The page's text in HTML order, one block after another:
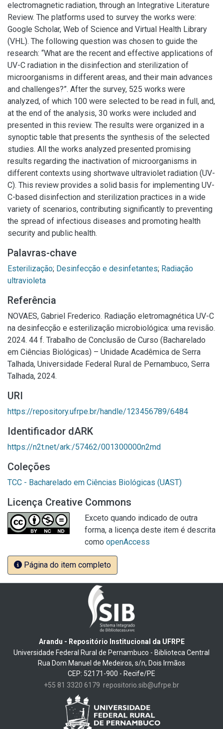
electromagnetic radiation, through an Integrative Literature
Review. The platforms used to survey the works were:
Google Scholar, Web of Science and Virtual Health Library
(VHL). The following question was chosen to guide the
research: “What are the recent and effective applications of
UV-C radiation in the disinfection and sterilization of
microorganisms in different areas, and their main advances
and challenges?”. After the survey, 525 works were
analyzed, of which 100 were selected to be read in full, and,
at the end of the analysis, 30 works were included and
presented in this review. The results were organized in a
synoptic table that presents the synthesis of the selected
studies. All the works analyzed presented promising
results regarding the inactivation of microorganisms in
different contexts using shortwave ultraviolet radiation (UV-
C). This review provides a solid basis for implementing UV-
C-based disinfection and sterilization practices in a wide
variety of scenarios, contributing significantly to preventing
the spread of infectious diseases and promoting health
security and public health.
Palavras-chave
Esterilização; Desinfecção e desinfetantes; Radiação
ultravioleta
Referência
NOVAES, Gabriel Frederico. Radiação eletromagnética UV-C
na desinfecção e esterilização microbiológica: uma revisão.
2024. 44 f. Trabalho de Conclusão de Curso (Bacharelado
em Ciências Biológicas) – Unidade Acadêmica de Serra
Talhada, Universidade Federal Rural de Pernambuco, Serra
Talhada, 2024.
URI
https://repository.ufrpe.br/handle/123456789/6484
Identificador dARK
https://n2t.net/ark:/57462/001300000n2md
Coleções
TCC - Bacharelado em Ciências Biológicas (UAST)
Licença Creative Commons
Exceto quando indicado de outra
forma, a licença deste item é descrita
como openAccess
Página do item completo
Arandu - Repositório Institucional da UFRPE
Universidade Federal Rural de Pernambuco - Biblioteca Central
Rua Dom Manuel de Medeiros, s/n, Dois Irmãos
CEP: 52171-900 - Recife/PE
+55 81 3320 6179 repositorio.sib@ufrpe.br